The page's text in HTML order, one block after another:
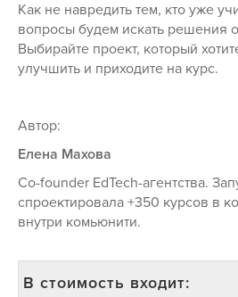
Как не навредить тем, кто уже
вопросы будем искать решения
Выбирайте проект, который
улучшить и приходите на курс.
Автор:
Елена Махова
Co-founder EdTech-агентства.
спроектировала +350 курсов в
внутри комьюнити.
В стоимость входит: